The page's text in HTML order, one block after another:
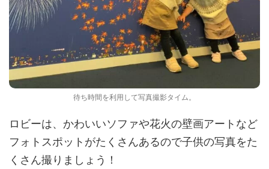
待ち時間を利用して写真撮影タイム。
ロビーは、かわいいソファや花火の壁画アートなど
フォトスポットがたくさんあるので子供の写真をた
くさん撮りましょう！